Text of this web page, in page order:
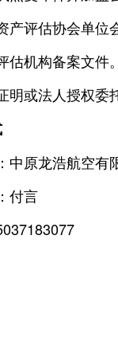
评估协会单位会
机构备案文件。
或法人授权委
原龙浩航空有
付言